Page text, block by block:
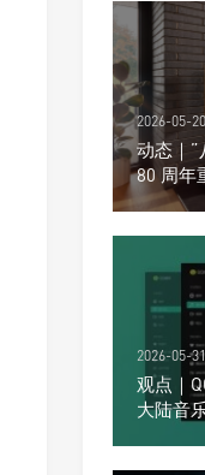
2026-05-
动态｜”
80 周年
核配置
2026-05-
观点｜
大陆音